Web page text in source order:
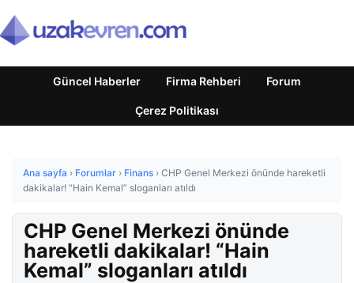
Güncel Haberler Firma Rehberi Forum
Çerez Politikası
Ana sayfa › Forumlar › Finans › CHP Genel Merkezi önünde hareketli
dakikalar! “Hain Kemal” sloganları atıldı
CHP Genel Merkezi önünde
hareketli dakikalar! “Hain
Kemal” sloganları atıldı